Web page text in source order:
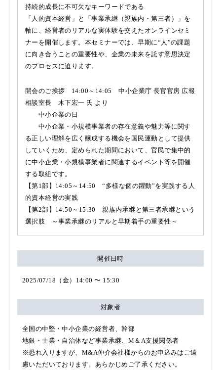
持続的成長に不可欠なキーワードである
「人的資本経営」と「事業承継（親族内・第三者）」を
軸に、経営者のリアルな実体験を交えたオンラインセミ
ナーを開催します。本セミナーでは、早期に“人”の課題
に向き合うことの重要性や、企業の未来を託す意思決定
のプロセスに迫ります。
開会のご挨拶 14:00～14:05 中小企業庁 長官官房 広報
相談室長 木下宏一 氏 より
中小企業の日
中小企業・小規模事業者の存在意義や魅力等に関す
る正しい理解を広く醸成する機会を国民運動として提供
していくため、定められた期間において、官民で集中的
に中小企業・小規模事業者に関連するイベント等を開催
する取組です。
【第1部】14:05～14:50 “多様な個の躍動”を実践する人
的資本経営の実践
【第2部】14:50～15:30 親族内承継と第三者承継という
選択肢 ～事業承継のリアルと早期着手の重要性～
開催日時
2025/07/18（金）14:00 〜 15:30
対象者
全国の中堅・中小企業の経営者、幹部
地銀・士業・自治体など事業承継、M＆A支援関係者
※恐れ入りますが、M&A仲介会社様からのお申込みはご遠
慮いただいております。あらかじめご了承ください。